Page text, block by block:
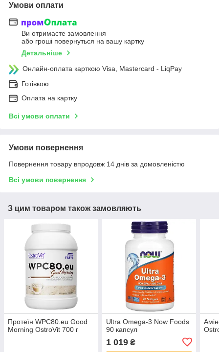
Умови оплати
Ви отримаєте замовлення
або гроші повернуться на вашу картку
Детальніше
Онлайн-оплата карткою Visa, Mastercard - LiqPay
Готівкою
Оплата на картку
Всі умови оплати
Умови повернення
Повернення товару впродовж 14 днів за домовленістю
Всі умови повернення
З цим товаром також замовляють
Протеїн WPC80.eu Good
Morning OstroVit 700 г
Ultra Omega-3 Now Foods
90 капсул
1 019₴